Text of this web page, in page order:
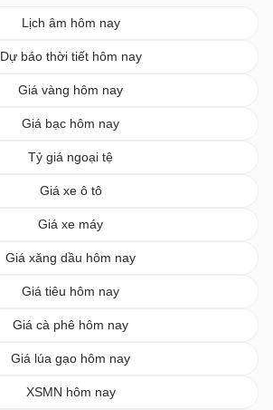
Lịch âm hôm nay
Dự báo thời tiết hôm nay
Giá vàng hôm nay
Giá bạc hôm nay
Tỷ giá ngoại tệ
Giá xe ô tô
Giá xe máy
Giá xăng dầu hôm nay
Giá tiêu hôm nay
Giá cà phê hôm nay
Giá lúa gạo hôm nay
XSMN hôm nay